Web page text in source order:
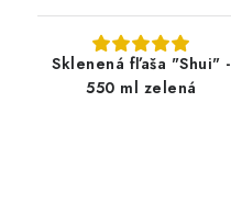
Sklenená fľaša "Shui" -
550 ml zelená